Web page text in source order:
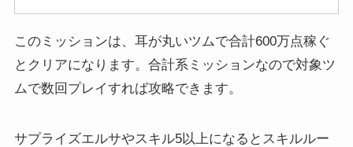
このミッションは、耳が丸いツムで合計600万点稼ぐ
とクリアになります。合計系ミッションなので対象ツ
ムで数回プレイすれば攻略できます。
サプライズエルサやスキル5以上になるとスキルルー